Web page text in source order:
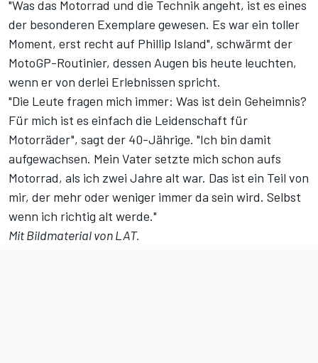
"Was das Motorrad und die Technik angeht, ist es eines
der besonderen Exemplare gewesen. Es war ein toller
Moment, erst recht auf Phillip Island", schwärmt der
MotoGP-Routinier, dessen Augen bis heute leuchten,
wenn er von derlei Erlebnissen spricht.
"Die Leute fragen mich immer: Was ist dein Geheimnis?
Für mich ist es einfach die Leidenschaft für
Motorräder", sagt der 40-Jährige. "Ich bin damit
aufgewachsen. Mein Vater setzte mich schon aufs
Motorrad, als ich zwei Jahre alt war. Das ist ein Teil von
mir, der mehr oder weniger immer da sein wird. Selbst
wenn ich richtig alt werde."
Mit Bildmaterial von LAT.